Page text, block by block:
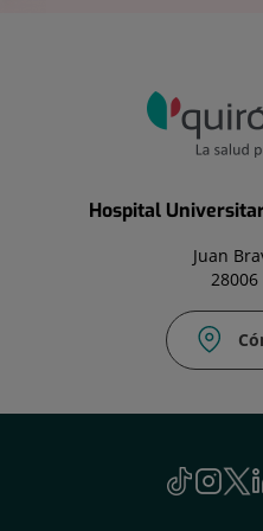
Hospital
Juan
TikTok
Este
enlace
Este
enlace
a